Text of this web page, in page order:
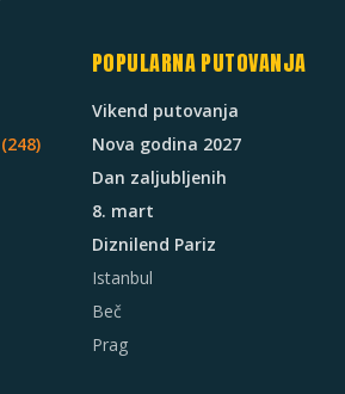
248)
POPULARNA PUTOVANJA
Vikend putovanja
Nova godina 2027
Dan zaljubljenih
8. mart
Diznilend Pariz
Istanbul
Beč
Prag